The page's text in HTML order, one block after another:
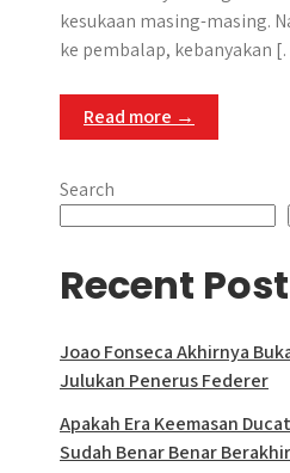
kesukaan masing-masing.
ke pembalap, kebanyakan
Read more →
Search
Recent
Joao Fonseca Akhirnya
Julukan Penerus Federer
Apakah Era Keemasan
Sudah Benar Benar Berakhir